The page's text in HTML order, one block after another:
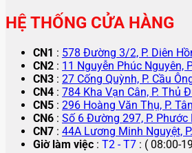
HỆ THỐNG CỬA HÀNG
CN1 : 578 Đường 3/2, P. Diên
CN2 : 11 Nguyễn Phúc Nguyên,
CN3 : 27 Cống Quỳnh, P. Cầu
CN4 : 784 Kha Vạn Cân, P. Thủ
CN5 : 296 Hoàng Văn Thụ, P.
CN6 : Số 6 Đường 297, P. Phước
CN7 : 44A Lương Minh Nguyệt,
Giờ làm việc : T2 - T7 : ( 08:00-